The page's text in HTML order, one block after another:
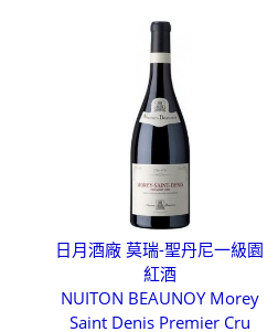
日月酒廠 莫瑞-聖丹尼一級園
紅酒
NUITON BEAUNOY Morey
Saint Denis Premier Cru